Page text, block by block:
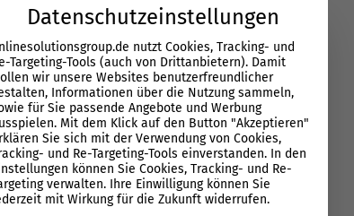
einer Markeentscheidend mit. Die
mit der Möglichkeit, Informationen
zu einem bestimmten Produkt oder
beeinflusst, wie Konsumenten Marken
und Testimonials gewinnen
Möchte ein Unternehmen die
Datenschutzeinstellungen
nutzt Cookies, Tracking- und
Targeting-Tools (auch von Drittanbietern). Damit
wir unsere Websites benutzerfreundlicher
Informationen über die Nutzung sammeln,
für Sie passende Angebote und Werbung
Mit dem Klick auf den Button "Akzeptieren"
Sie sich mit der Verwendung von Cookies,
und Re-Targeting-Tools einverstanden. In den
können Sie Cookies, Tracking- und Re-
verwalten. Ihre Einwilligung können Sie
mit Wirkung für die Zukunft widerrufen.